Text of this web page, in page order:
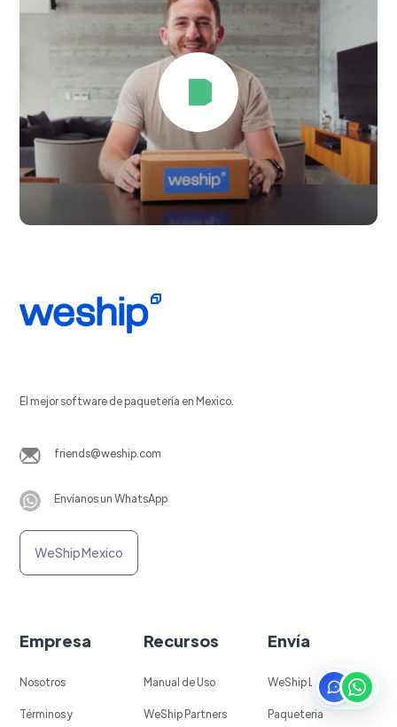
El mejor software de paquetería en Mexico.
friends@weship.com
Envíanos un WhatsApp
WeShip Mexico
Empresa
Nosotros
Términos y
Recursos
Manual de Uso
WeShip Partners
Envía
WeShip Labels
Paqueteria